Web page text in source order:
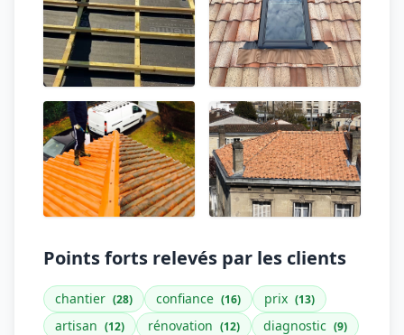
Points forts relevés par les clients
chantier (28) confiance (16) prix (13)
artisan (12) rénovation (12) diagnostic (9)